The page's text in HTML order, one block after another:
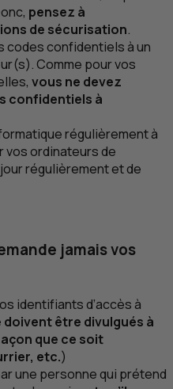
pensez à
de sécurisation.
codes confidentiels à un
Comme pour vos
vous ne devez
confidentiels à
régulièrement à
vos ordinateurs de
régulièrement et de
jamais vos
identifiants d’accès à
doivent être divulgués à
que ce soit
etc.)
une personne qui prétend